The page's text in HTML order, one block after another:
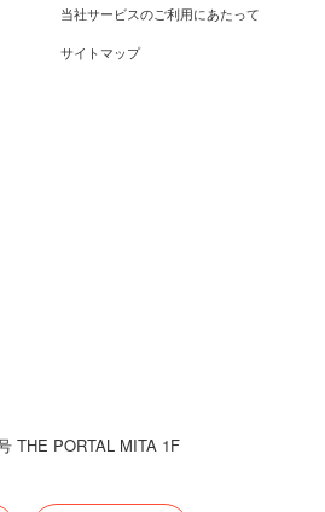
THE PORTAL MITA 1F
当社サービスのご利用にあたって
サイトマップ